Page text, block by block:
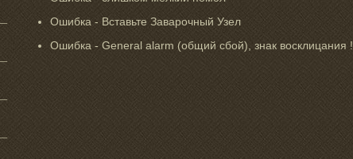
Ошибка - Вставьте Заварочный Узел
Ошибка - General alarm (общий сбой), знак восклицания !